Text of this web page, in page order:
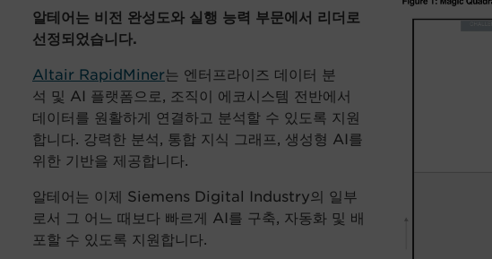
알테어는 비전 완성도와 실행 능력 부문에서 리더로
선정되었습니다.
Altair RapidMiner는 엔터프라이즈 데이터 분
석 및 AI 플랫폼으로, 조직이 에코시스템 전반에서
데이터를 원활하게 연결하고 분석할 수 있도록 지원
합니다. 강력한 분석, 통합 지식 그래프, 생성형 AI를
위한 기반을 제공합니다.
알테어는 이제 Siemens Digital Industry의 일부
로서 그 어느 때보다 빠르게 AI를 구축, 자동화 및 배
포할 수 있도록 지원합니다.